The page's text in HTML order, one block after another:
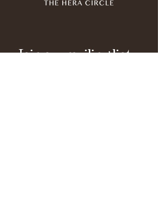
Join our mailing list